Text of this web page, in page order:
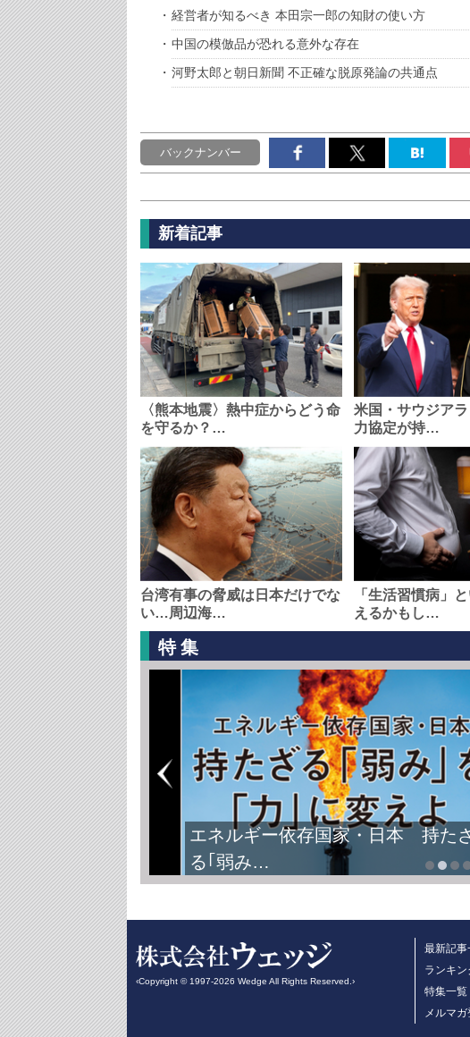
経営者が知るべき 本田宗一郎の知財の使い方
中国の模倣品が恐れる意外な存在
河野太郎と朝日新聞 不正確な脱原発論の共通点
バックナンバー
新着記事
〈熊本地震〉熱中症からどう命
を守るか？…
米国・サウジア
力協定が持…
台湾有事の脅威は日本だけでな
い…周辺海…
「生活習慣病」
えるかもし…
特集
FIFAワールドカップ2026
‹Copyright © 1997-2026 Wedge All Rights Reserved.›
最新記事
ランキン
特集一覧
メルマ